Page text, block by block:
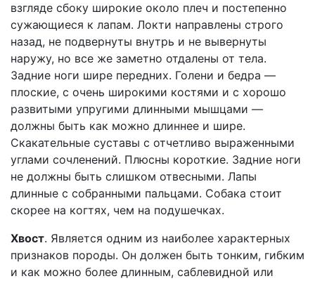
взгляде сбоку широкие около плеч и постепенно
сужающиеся к лапам. Локти направлены строго
назад, не подвернуты внутрь и не вывернуты
наружу, но все же заметно отдалены от тела.
Задние ноги шире передних. Голени и бедра —
плоские, с очень широкими костями и с хорошо
развитыми упругими длинными мышцами —
должны быть как можно длиннее и шире.
Скакательные суставы с отчетливо выраженными
углами сочленений. Плюсны короткие. Задние ноги
не должны быть слишком отвесными. Лапы
длинные с собранными пальцами. Собака стоит
скорее на когтях, чем на подушечках.
Хвост. Является одним из наиболее характерных
признаков породы. Он должен быть тонким, гибким
и как можно более длинным, саблевидной или